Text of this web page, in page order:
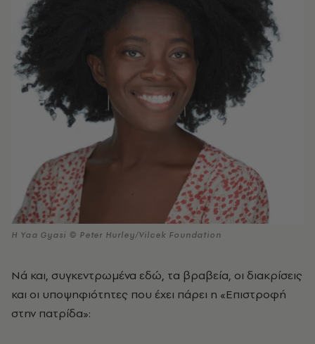
Η Yaa Gyasi © Peter Hurley/Vilcek Foundation
Νά και, συγκεντρωμένα εδώ, τα βραβεία, οι διακρίσεις
και οι υποψηφιότητες που έχει πάρει η «Επιστροφή
στην πατρίδα»: